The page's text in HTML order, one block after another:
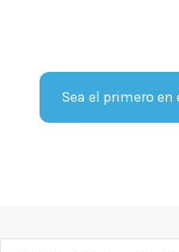
Sea el primero